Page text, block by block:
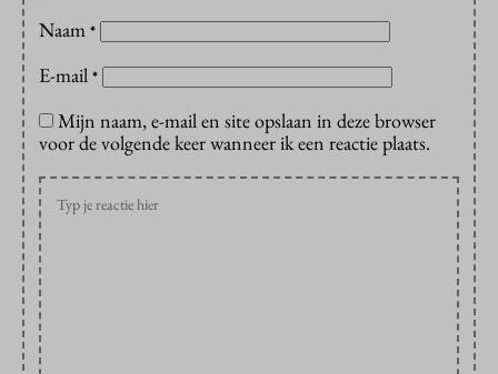
Naam *
E-mail *
Mijn naam, e-mail en site opslaan in deze browser
voor de volgende keer wanneer ik een reactie plaats.